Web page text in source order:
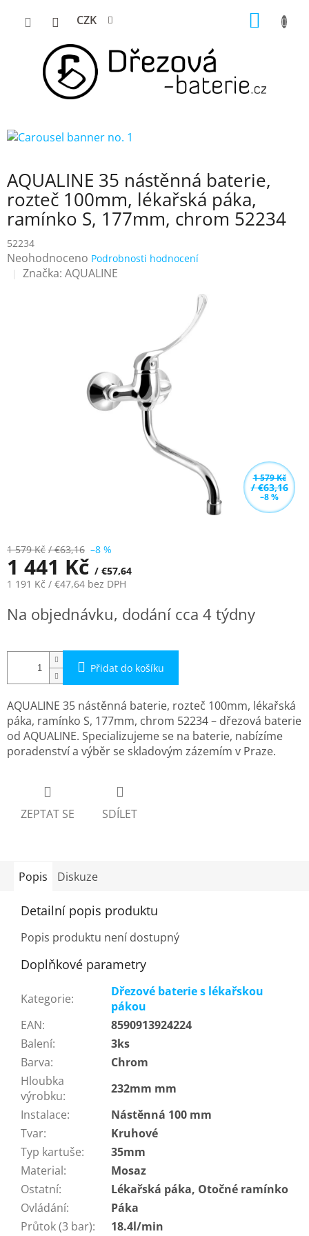
CZK
AQUALINE 35 nástěnná baterie,
rozteč 100mm, lékařská páka,
ramínko S, 177mm, chrom 52234
52234
Průměrné
hodnocení
Neohodnoceno Podrobnosti hodnocení
Značka: AQUALINE
1 579 Kč
/ €63,16
–8 %
1 579 Kč / €63,16 –8 %
1 441 Kč / €57,64
1 191 Kč / €47,64 bez DPH
cena:
Na objednávku, dodání cca 4 týdny
Přidat do košíku
AQUALINE 35 nástěnná baterie, rozteč 100mm, lékařská
páka, ramínko S, 177mm, chrom 52234 – dřezová baterie
od AQUALINE. Specializujeme se na baterie, nabízíme
poradenství a výběr se skladovým zázemím v Praze.
ZEPTAT SE SDÍLET
Popis Diskuze
Detailní popis produktu
Popis produktu není dostupný
Doplňkové parametry
Kategorie:
Dřezové baterie s lékařskou
pákou
EAN:
8590913924224
Balení:
3ks
Barva:
Chrom
Hloubka
výrobku:
232mm mm
Instalace:
Nástěnná 100 mm
Tvar:
Kruhové
Typ kartuše:
35mm
Material:
Mosaz
Ostatní:
Lékařská páka, Otočné ramínko
Ovládání:
Páka
Průtok (3 bar):
18.4l/min